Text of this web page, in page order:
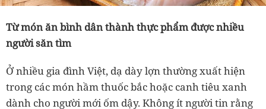
Từ món ăn bình dân thành thực phẩm được nhiều
người săn tìm
Ở nhiều gia đình Việt, dạ dày lợn thường xuất hiện
trong các món hầm thuốc bắc hoặc canh tiêu xanh
dành cho người mới ốm dậy. Không ít người tin rằng